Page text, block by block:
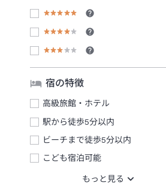
宿の特徴
高級旅館・ホテル
駅から徒歩5分以内
ビーチまで徒歩5分以内
こども宿泊可能